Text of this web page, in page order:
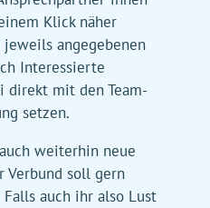
Klick näher
angegebenen
Interessierte
direkt mit den Team-
setzen.
weiterhin neue
Verbund soll gern
auch ihr also Lust